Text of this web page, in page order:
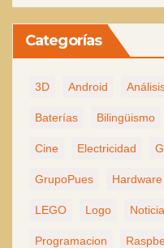
Categorías
3D Android
Baterías Bilingüismo
Cine Electricidad
GrupoPues Hardware
LEGO Logo Noticia
Programacion